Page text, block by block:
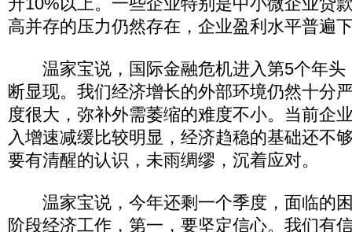
高并存的压力仍然存在，企业盈利水平普遍
温家宝说，国际金融危机进入第5个年头
断显现。我们经济增长的外部环境仍然十分
度很大，弥补外需萎缩的难度不小。当前企
入增速减缓比较明显，经济趋稳的基础还不
要有清醒的认识，未雨绸缪，沉着应对。
温家宝说，今年还剩一个季度，面临的
阶段经济工作，第一，要坚定信心。我们有